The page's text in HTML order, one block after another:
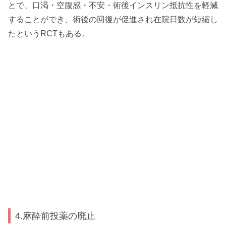
とで、口渇・空腹感・不安・術後インスリン抵抗性を軽減
することができ、術後の回復が促進され在院日数が短縮し
たというRCTもある。
4.麻酔前投薬の廃止